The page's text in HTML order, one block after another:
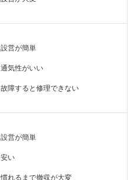
設営が簡単
通気性がいい
故障すると修理できない
設営が簡単
安い
慣れるまで撤収が大変